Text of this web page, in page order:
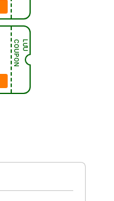
L
Ư
U
C
O
U
P
O
N